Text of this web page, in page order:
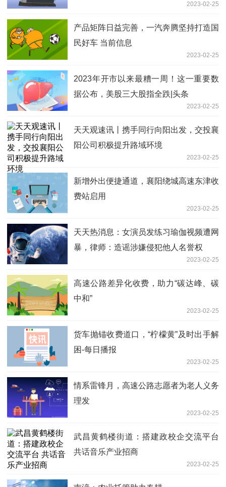
2023-02-25
产品矩阵日益完善，一汽奔腾坚持打造国
民好车 当前信息
2023-02-25
2023年开市以来最糟一周！这一重要数
据公布，美股三大股指全跌|头条
2023-02-25
天天观速讯丨携手同行向阳出发，交投襄
阳公司积极提升路域环境
2023-02-25
新增外出便捷通道，襄阳绕城高速东津收
费站启用
2023-02-25
天天热消息：女演员发练习瑜伽视频遭网
暴，律师：造谣涉嫌侵犯他人名誉权
2023-02-25
高速公路差异化收费，助力“碳达峰、碳
中和”
2023-02-25
货车抛锚收费道口，“柠檬黄”及时出手解
困-每日播报
2023-02-25
情系雷锋月，高速公路志愿者为老人义务
理发
2023-02-25
武昌黄鹤楼街道：搭建政校企交流平台
共话音乐产业招商
2023-02-25